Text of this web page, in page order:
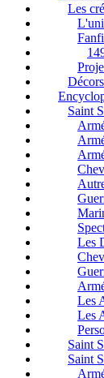
Les
Saint
Les
Les
Les
Saint
Saint